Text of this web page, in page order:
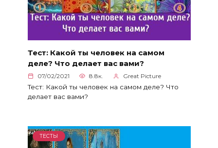
Тест: Какой ты человек на самом
деле? Что делает вас вами?
07/02/2021 8.8к. Great Picture
Тест: Какой ты человек на самом деле? Что
делает вас вами?
ТЕСТЫ